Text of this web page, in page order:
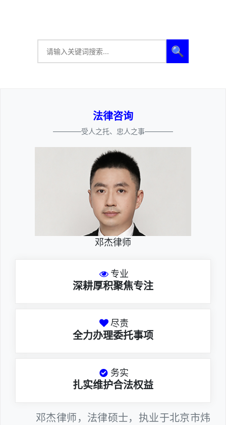
🔍
法律咨询
————受人之托、忠人之事————
邓杰律师
专业
深耕厚积聚焦专注
尽责
全力办理委托事项
务实
扎实维护合法权益
邓杰律师，法律硕士，执业于北京市炜